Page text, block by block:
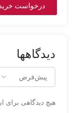
درخواست
دیدگاهها
هیچ دیدگاهی